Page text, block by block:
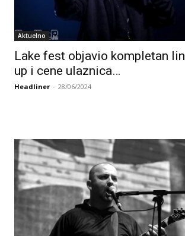
Aktuelno
Lake fest objavio kompletan
up i cene ulaznica…
Headliner - 28/06/2024